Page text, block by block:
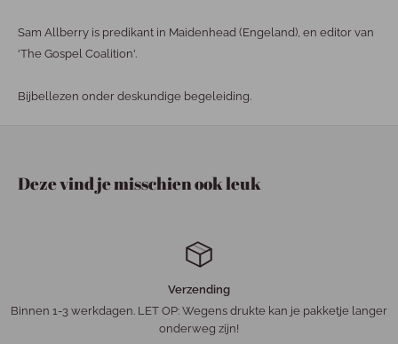
Sam Allberry is predikant in Maidenhead (Engeland), en editor van
'The Gospel Coalition'.
Bijbellezen onder deskundige begeleiding.
Deze vind je misschien ook leuk
Verzending
Binnen 1-3 werkdagen. LET OP: Wegens drukte kan je pakketje langer
onderweg zijn!